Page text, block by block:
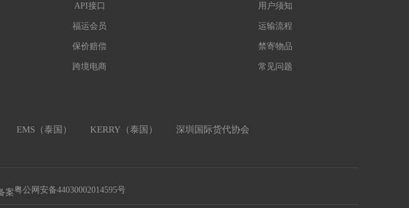
API接口
福运会员
保价赔偿
跨境电商
用户须知
运输流程
禁寄物品
常见问题
EMS（泰国） KERRY（泰国） 深圳国际货代协会
粤公网安备44030002014595号